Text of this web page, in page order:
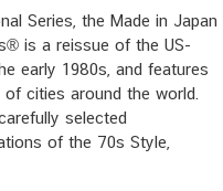
Series, the Made in Japan
is a reissue of the US-
early 1980s, and features
cities around the world.
selected
of the 70s Style,